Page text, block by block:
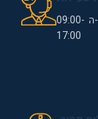
ימי חול א-ה 09:00-
17:00